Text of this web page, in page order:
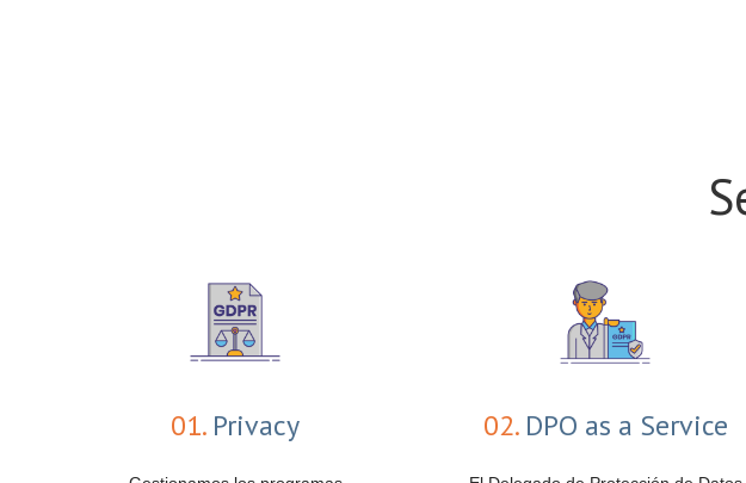
01.Privacy 02.DPO as a Service